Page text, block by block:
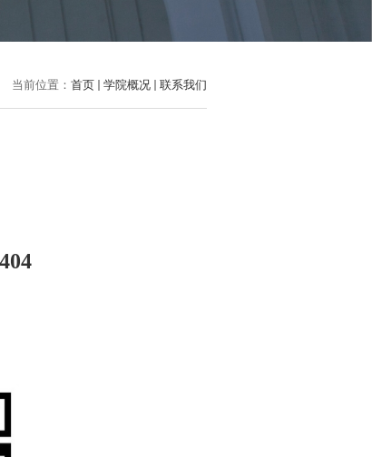
当前位置： 首页 学院概况 联系我们